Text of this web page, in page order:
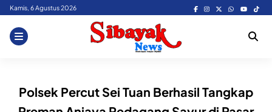
Skip
content
Kamis, 6 Agustus 2026
Polsek Percut Sei Tuan Berhasil Tangkap